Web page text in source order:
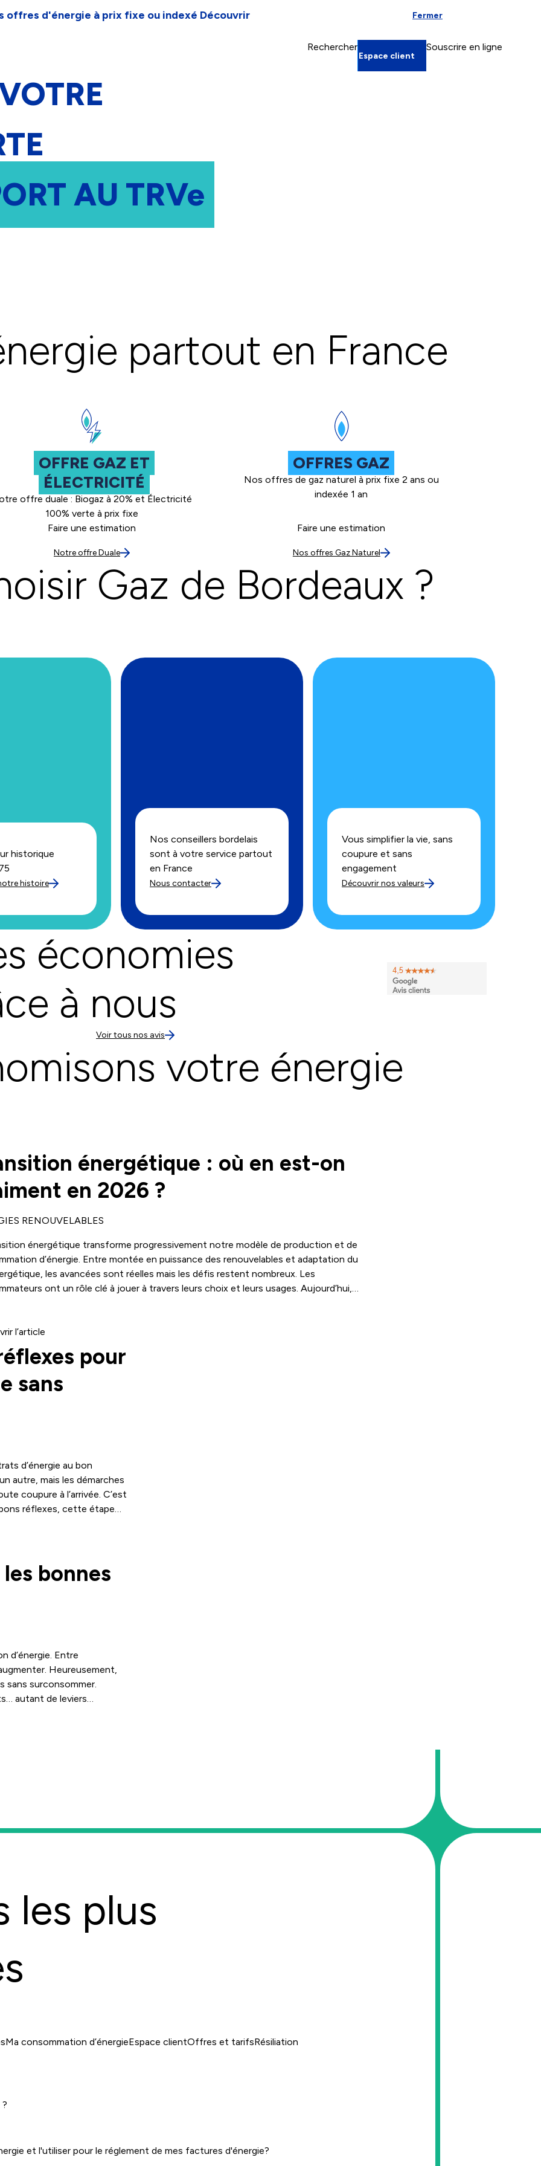
offres d'énergie à prix fixe ou indexé Découvrir Fermer
Rechercher
Espace client
Souscrire en ligne
AU TRVe
partout en France
OFFRE GAZ ET
ÉLECTRICITÉ
offre duale : Biogaz à 20% et Électricité
100% verte à prix fixe
Faire une estimation
Notre offre Duale
OFFRES GAZ
Nos offres de gaz naturel à prix fixe 2 ans ou
indexée 1 an
Faire une estimation
Nos offres Gaz Naturel
Gaz de Bordeaux ?
historique
histoire
Nos conseillers bordelais
sont à votre service partout
en France
Nous contacter
Vous simplifier la vie, sans
coupure et sans
engagement
Découvrir nos valeurs
économies
à nous
Voir tous nos avis
votre énergie
énergétique : où en est-on
en 2026 ?
RENOUVELABLES
énergétique transforme progressivement notre modèle de production et de
d’énergie. Entre montée en puissance des renouvelables et adaptation du
les avancées sont réelles mais les défis restent nombreux. Les
ont un rôle clé à jouer à travers leurs choix et leurs usages. Aujourd’hui,
d’ici 2030.
l’article
pour
sans
d’énergie au bon
autre, mais les démarches
coupure à l’arrivée. C’est
réflexes, cette étape
bonnes
d’énergie. Entre
Heureusement,
sans surconsommer.
autant de leviers
les plus
Ma consommation d’énergieEspace clientOffres et tarifsRésiliation
et l'utiliser pour le réglement de mes factures d'énergie?